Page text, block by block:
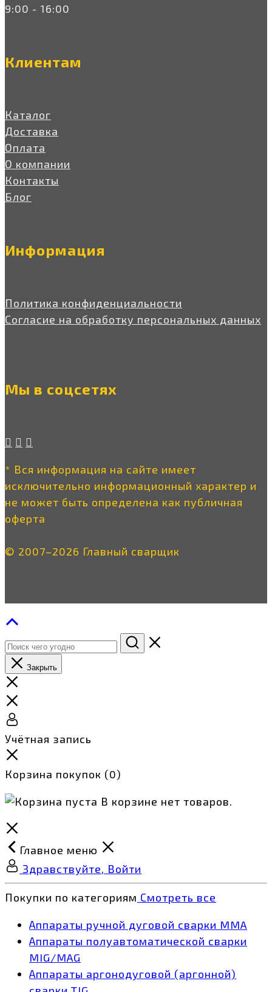
9:00 - 16:00
Клиентам
Каталог
Доставка
Оплата
О компании
Контакты
Блог
Информация
Политика конфиденциальности
Согласие на обработку персональных данных
Мы в соцсетях
* Вся информация на сайте имеет
исключительно информационный характер и
не может быть определена как публичная
оферта
© 2007–2026 Главный сварщик
Закрыть
Учётная запись
Корзина покупок (0)
В корзине нет товаров.
Главное меню
Здравствуйте, Войти
Покупки по категориям Смотреть все
Аппараты ручной дуговой сварки MMA
Аппараты полуавтоматической сварки
MIG/MAG
Аппараты аргонодуговой (аргонной)